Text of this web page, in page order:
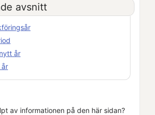
avsnitt
år
år
av informationen på den här sidan?